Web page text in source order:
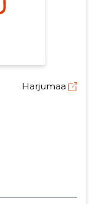
Harjumaa